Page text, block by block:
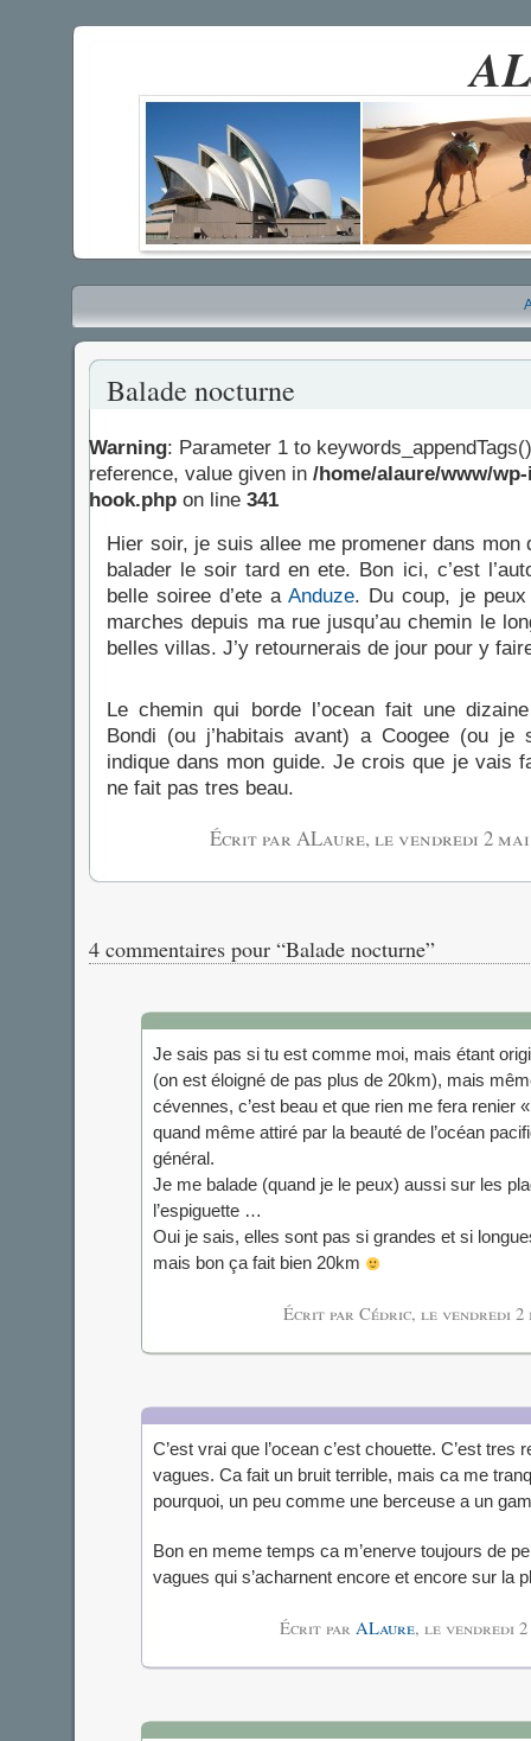
Balade nocturne
Warning: Parameter 1 to
reference, value given in /home/alaure/www/
hook.php on line 341
Hier soir, je suis allee me promener dans mon
balader le soir tard en ete. Bon ici, c’est
belle soiree d’ete aAnduze. Du coup, je
marches depuis ma rue jusqu’au chemin le
belles villas. J’y retournerais de jour pour y
Le chemin qui borde l’ocean fait une
Bondi (ou j’habitais avant) a Coogee (ou je
indique dans mon guide. Je crois que je vais
ne fait pas tres beau.
Écrit par ALaure, le vendredi 2 mai
4 commentaires pour “Balade nocturne”
Je sais pas si tu est comme moi, mais étant
(on est éloigné de pas plus de 20km), mais
cévennes, c’est beau et que rien me fera renier
quand même attiré par la beauté de l’océan
général.
Je me balade (quand je le peux) aussi sur les
l’espiguette …
Oui je sais, elles sont pas si grandes et si
mais bon ça fait bien 20km
Écrit par Cédric, le vendredi 2
C’est vrai que l’ocean c’est chouette. C’est tres
vagues. Ca fait un bruit terrible, mais ca me
pourquoi, un peu comme une berceuse a un
Bon en meme temps ca m’enerve toujours de
vagues qui s’acharnent encore et encore sur la
Écrit par ALaure, le vendredi 2